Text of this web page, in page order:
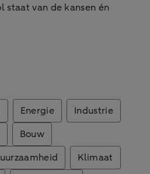
staat van de kansen én
Energie
Industrie
Bouw
Klimaat